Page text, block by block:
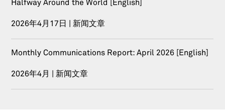
Halfway Around the World [English]
2026年4月17日 | 新闻文章
Monthly Communications Report: April 2026 [English]
2026年4月 | 新闻文章